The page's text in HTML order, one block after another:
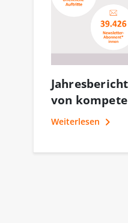
Nationalem Bündnis
Digitale Kompetenzen
von
Weiterlesen